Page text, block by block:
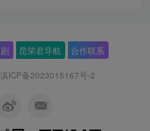
昆荣君导航 合作联系
滇ICP备2023015167号-2